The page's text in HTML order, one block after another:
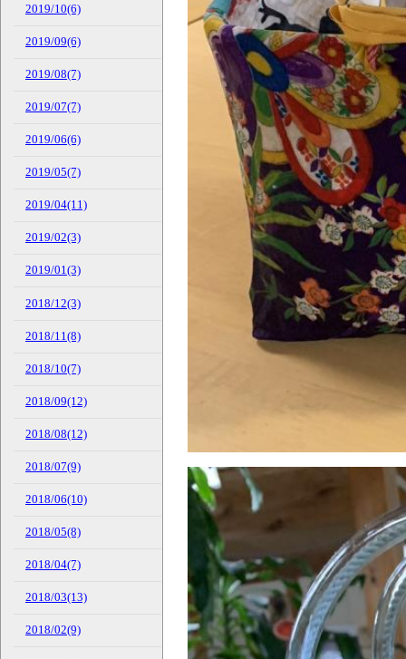
2019/10(6)
2019/09(6)
2019/08(7)
2019/07(7)
2019/06(6)
2019/05(7)
2019/04(11)
2019/02(3)
2019/01(3)
2018/12(3)
2018/11(8)
2018/10(7)
2018/09(12)
2018/08(12)
2018/07(9)
2018/06(10)
2018/05(8)
2018/04(7)
2018/03(13)
2018/02(9)